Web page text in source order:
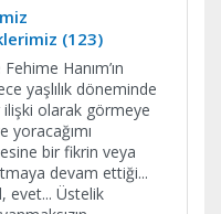
(123)
Hanım’ın
yaşlılık döneminde
olarak görmeye
yoracağımı
bir fikrin veya
devam ettiği...
evet... Üstelik